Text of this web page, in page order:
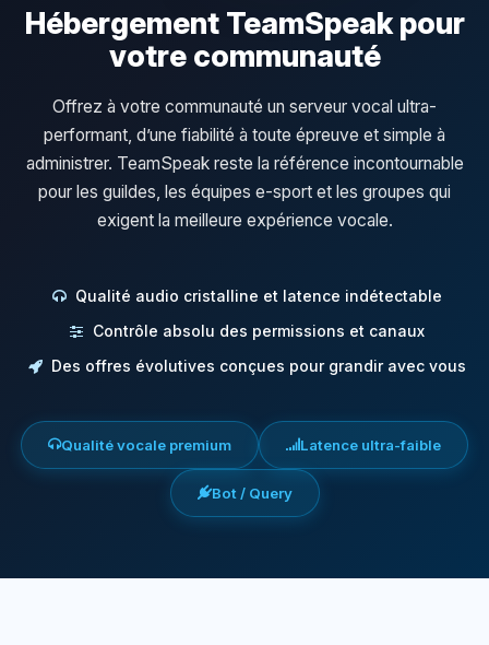
Hébergement TeamSpeak pour
votre communauté
Offrez à votre communauté un serveur vocal ultra-
performant, d’une fiabilité à toute épreuve et simple à
administrer. TeamSpeak reste la référence incontournable
pour les guildes, les équipes e-sport et les groupes qui
exigent la meilleure expérience vocale.
Qualité audio cristalline et latence indétectable
Contrôle absolu des permissions et canaux
Des offres évolutives conçues pour grandir avec vous
Qualité vocale premium Latence ultra-faible
Bot / Query